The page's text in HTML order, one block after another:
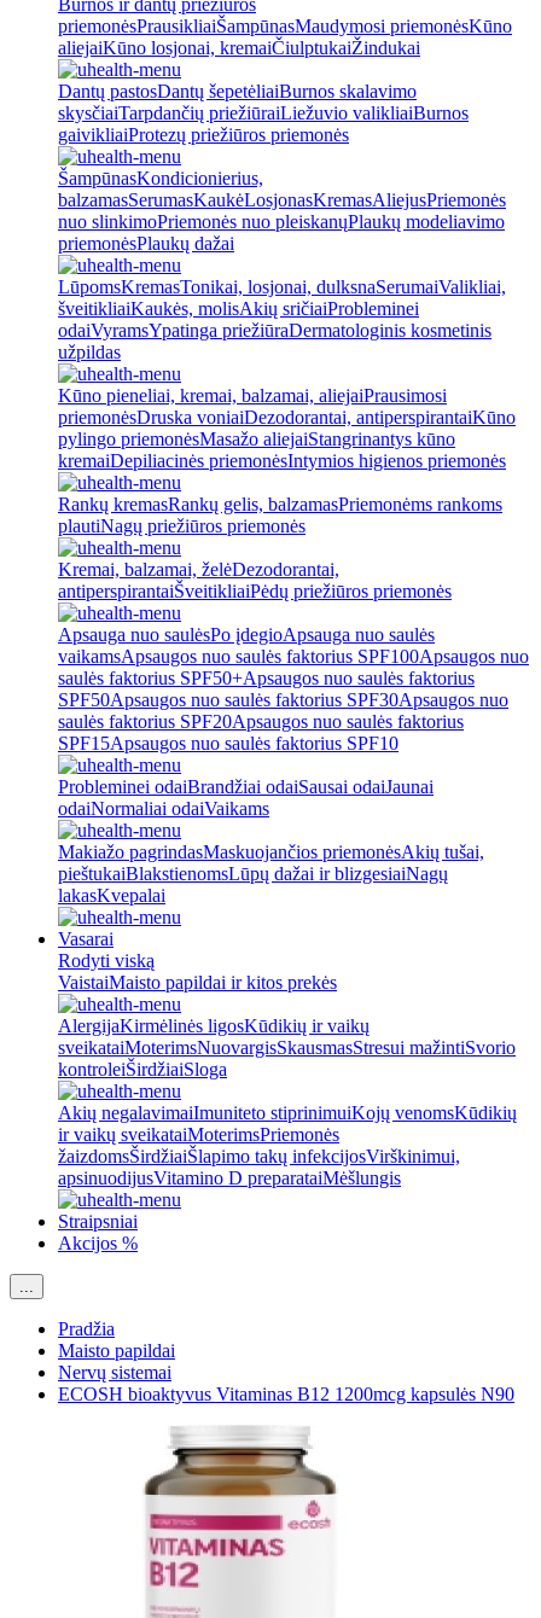
Burnos ir dantų priežiūros
priemonėsPrausikliaiŠampūnasMaudymosi priemonėsKūno
aliejaiKūno losjonai, kremaiČiulptukaiŽindukai
Dantų pastosDantų šepetėliaiBurnos skalavimo
skysčiaiTarpdančių priežiūraiLiežuvio valikliaiBurnos
gaivikliaiProtezų priežiūros priemonės
ŠampūnasKondicionierius,
balzamasSerumasKaukėLosjonasKremasAliejusPriemonės
nuo slinkimoPriemonės nuo pleiskanųPlaukų modeliavimo
priemonėsPlaukų dažai
LūpomsKremasTonikai, losjonai, dulksnaSerumaiValikliai,
šveitikliaiKaukės, molisAkių sričiaiProbleminei
odaiVyramsYpatinga priežiūraDermatologinis kosmetinis
užpildas
Kūno pieneliai, kremai, balzamai, aliejaiPrausimosi
priemonėsDruska voniaiDezodorantai, antiperspirantaiKūno
pylingo priemonėsMasažo aliejaiStangrinantys kūno
kremaiDepiliacinės priemonėsIntymios higienos priemonės
Rankų kremasRankų gelis, balzamasPriemonėms rankoms
plautiNagų priežiūros priemonės
Kremai, balzamai, želėDezodorantai,
antiperspirantaiŠveitikliaiPėdų priežiūros priemonės
Apsauga nuo saulėsPo įdegioApsauga nuo saulės
vaikamsApsaugos nuo saulės faktorius SPF100Apsaugos nuo
saulės faktorius SPF50+Apsaugos nuo saulės faktorius
SPF50Apsaugos nuo saulės faktorius SPF30Apsaugos nuo
saulės faktorius SPF20Apsaugos nuo saulės faktorius
SPF15Apsaugos nuo saulės faktorius SPF10
Probleminei odaiBrandžiai odaiSausai odaiJaunai
odaiNormaliai odaiVaikams
Makiažo pagrindasMaskuojančios priemonėsAkių tušai,
pieštukaiBlakstienomsLūpų dažai ir blizgesiaiNagų
lakasKvepalai
Vasarai
Rodyti viską
VaistaiMaisto papildai ir kitos prekės
AlergijaKirmėlinės ligosKūdikių ir vaikų
sveikataiMoterimsNuovargisSkausmasStresui mažintiSvorio
kontroleiŠirdžiaiSloga
Akių negalavimaiImuniteto stiprinimuiKojų venomsKūdikių
ir vaikų sveikataiMoterimsPriemonės
žaizdomsŠirdžiaiŠlapimo takų infekcijosVirškinimui,
apsinuodijusVitamino D preparataiMėšlungis
Straipsniai
Akcijos %
...
Pradžia
Maisto papildai
Nervų sistemai
ECOSH bioaktyvus Vitaminas B12 1200mcg kapsulės N90